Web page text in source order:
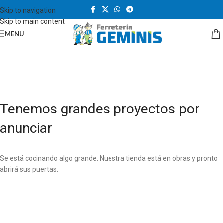
Skip to navigation
Skip to main content
MENU
Tenemos grandes proyectos por
anunciar
Se está cocinando algo grande. Nuestra tienda está en obras y pronto
abrirá sus puertas.